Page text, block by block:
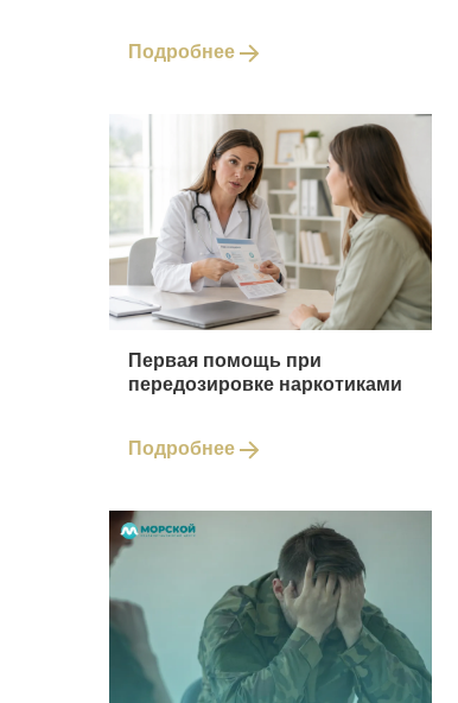
Подробнее
Первая помощь при
передозировке наркотиками
Подробнее